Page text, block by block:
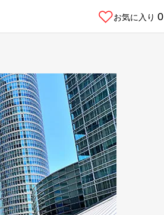
お気に入り 0